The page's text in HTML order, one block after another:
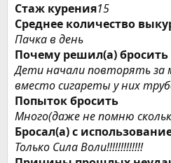
Стаж курения15
Среднее количество
Пачка в день
Почему решил(а) бросить
Дети начали повторять за
вместо сигареты у них
Попыток бросить
Много(даже не помню
Бросал(а) с
Только Сила Воли!!!!!!!!!!!!!